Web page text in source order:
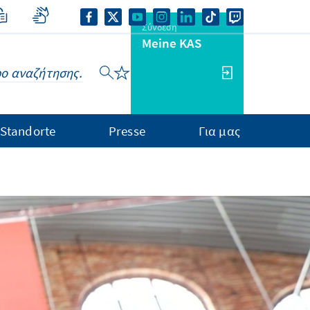
Σύνδεση
Meine KAS
Standorte Presse Για μας